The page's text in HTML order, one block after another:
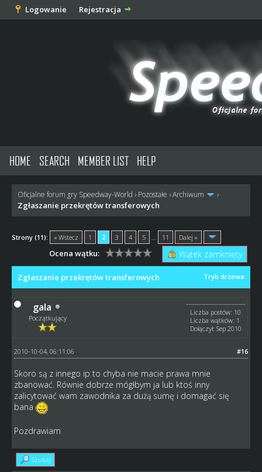
Logowanie Rejestracja
HOME SEARCH MEMBER LIST HELP
Oficjalne forum gry Speedway-World › Pozostałe ›Archiwum ›
Zgłaszanie przekrętów transferowych
Strony (11): « Wstecz 1 2 3 4 5 11 Dalej »
Wątek zamknięty
Ocena wątku:
Tryb drzewa
Zgłaszanie przekrętów transferowych
gala
Początkujący
Liczba postów: 10
Liczba wątków: 1
Dołączył: Sep 2010
#16
2010-10-04, 06:11:06
Skoro są z innego ip to chyba nie macie prawa mnie
zbanować. Równie dobrze mógłbym ja lub ktoś inny
zalicytować wam zawodnika za dużą sumę i domagać się
bana
Pozdrawiam
Szukaj